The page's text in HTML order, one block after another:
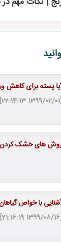
پسته برای
[1399/
های خشک کردن
با خواص
[1399/